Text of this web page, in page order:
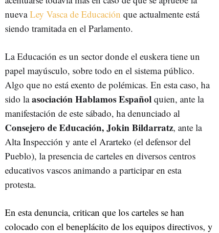
nuevaLey Vasca de Educación que actualmente está
siendo tramitada en el Parlamento.
La Educación es un sector donde el euskera tiene un
papel mayúsculo, sobre todo en el sistema público.
Algo que no está exento de polémicas. En esta caso, ha
sido laasociación Hablamos Español quien, ante la
manifestación de este sábado, ha denunciado al
Consejero de Educación, Jokin Bildarratz, ante la
Alta Inspección y ante el Ararteko (el defensor del
Pueblo), la presencia de carteles en diversos centros
educativos vascos animando a participar en esta
protesta.
En esta denuncia, critican que los carteles se han
colocado con el beneplácito de los equipos directivos, y